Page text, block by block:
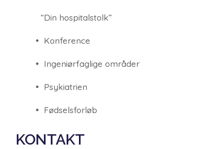
“Din hospitalstolk”
• Konference
• Ingeniørfaglige områder
• Psykiatrien
• Fødselsforløb
KONTAKT